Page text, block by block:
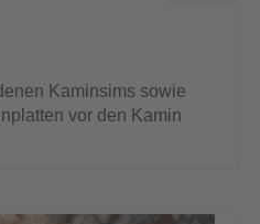
Kaminsims sowie
vor den Kamin